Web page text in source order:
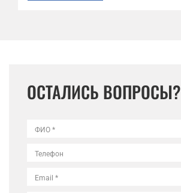
ОСТАЛИСЬ ВОПРОСЫ?
ФИО *
Телефон
Email *